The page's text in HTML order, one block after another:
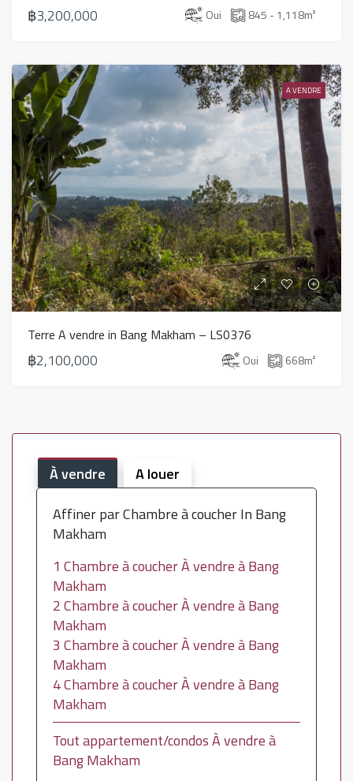
฿3,200,000 Oui 845 - 1,118m²
A VENDRE
Terre A vendre in Bang Makham – LS0376
฿2,100,000 Oui 668m²
À vendre
A louer
Affiner par Chambre à coucher In Bang
Makham
1 Chambre à coucher À vendre à Bang
Makham
2 Chambre à coucher À vendre à Bang
Makham
3 Chambre à coucher À vendre à Bang
Makham
4 Chambre à coucher À vendre à Bang
Makham
Tout appartement/condos À vendre à
Bang Makham